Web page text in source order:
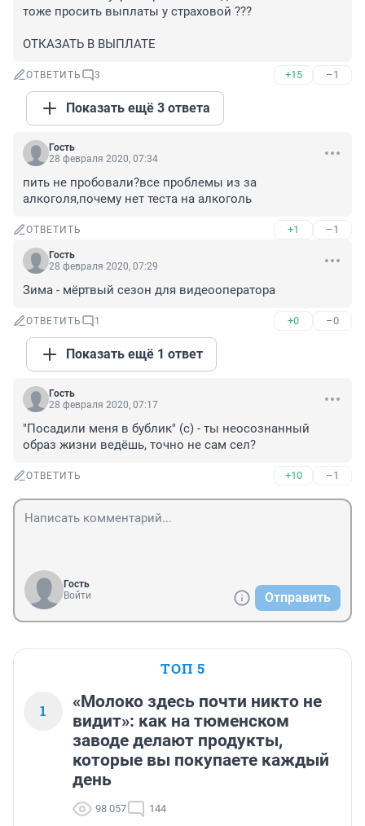
тоже просить выплаты у страховой ???
ОТКАЗАТЬ В ВЫПЛАТЕ
ОТВЕТИТЬ 3 +15 –1
Показать ещё 3 ответа
Гость
28 февраля 2020, 07:34
пить не пробовали?все проблемы из за
алкоголя,почему нет теста на алкоголь
ОТВЕТИТЬ +1 –1
Гость
28 февраля 2020, 07:29
Зима - мёртвый сезон для видеооператора
ОТВЕТИТЬ 1 +0 –0
Показать ещё 1 ответ
Гость
28 февраля 2020, 07:17
"Посадили меня в бублик" (с) - ты неосознанный
образ жизни ведёшь, точно не сам сел?
ОТВЕТИТЬ +10 –1
Гость
Войти
Отправить
ТОП 5
1
«Молоко здесь почти никто не
видит»: как на тюменском
заводе делают продукты,
которые вы покупаете каждый
день
98 057 144